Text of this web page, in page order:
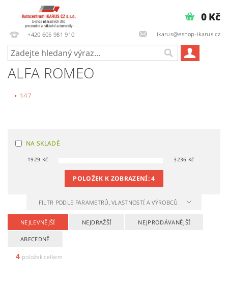
+420 605 981 910 ikarus@eshop-ikarus.cz
0 Kč
ALFA ROMEO
147
NA SKLADĚ
1929 Kč 3236 Kč
POLOŽEK K ZOBRAZENÍ:4
FILTR PODLE PARAMETRŮ, VLASTNOSTÍ A VÝROBCŮ
NEJLEVNĚJŠÍ NEJDRAŽŠÍ NEJPRODÁVANĚJŠÍ
ABECEDNĚ
4 položek celkem